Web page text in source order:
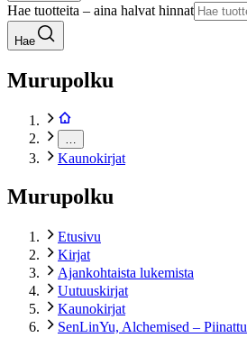
Hae tuotteita – aina halvat hinnat
Hae
Murupolku
Kaunokirjat
Murupolku
Etusivu
Kirjat
Ajankohtaista lukemista
Uutuuskirjat
Kaunokirjat
SenLinYu, Alchemised – Piinattu